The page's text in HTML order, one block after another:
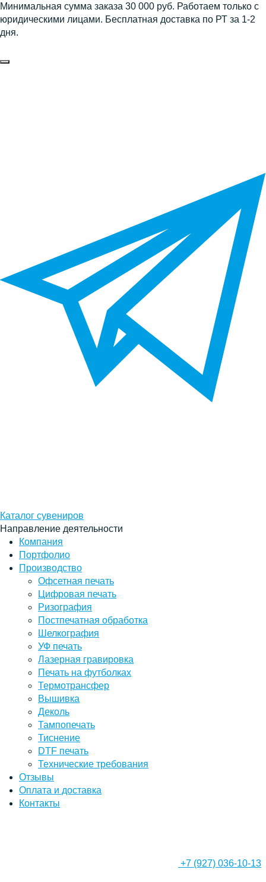
Минимальная сумма заказа 30 000 руб. Работаем только с
юридическими лицами. Бесплатная доставка по РТ за 1-2
дня.
Каталог сувениров
Направление деятельности
Компания
Портфолио
Производство
Офсетная печать
Цифровая печать
Ризография
Постпечатная обработка
Шелкография
УФ печать
Лазерная гравировка
Печать на футболках
Термотрансфер
Вышивка
Деколь
Тампопечать
Тиснение
DTF печать
Технические требования
Отзывы
Оплата и доставка
Контакты
+7 (927) 036-10-13